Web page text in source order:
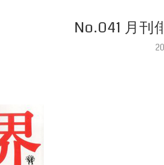
No.041 月刊